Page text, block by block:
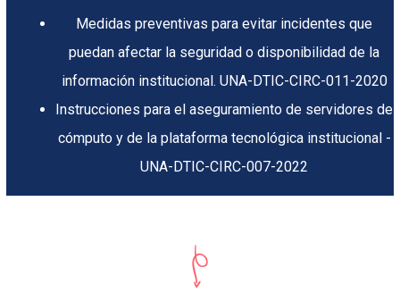
Medidas preventivas para evitar incidentes que
puedan afectar la seguridad o disponibilidad de la
información institucional. UNA-DTIC-CIRC-011-2020
Instrucciones para el aseguramiento de servidores de
cómputo y de la plataforma tecnológica institucional -
UNA-DTIC-CIRC-007-2022